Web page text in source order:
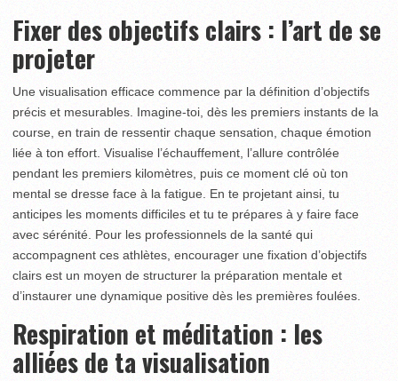
Fixer des objectifs clairs : l’art de se
projeter
Une visualisation efficace commence par la définition d’objectifs
précis et mesurables. Imagine-toi, dès les premiers instants de la
course, en train de ressentir chaque sensation, chaque émotion
liée à ton effort. Visualise l’échauffement, l’allure contrôlée
pendant les premiers kilomètres, puis ce moment clé où ton
mental se dresse face à la fatigue. En te projetant ainsi, tu
anticipes les moments difficiles et tu te prépares à y faire face
avec sérénité. Pour les professionnels de la santé qui
accompagnent ces athlètes, encourager une fixation d’objectifs
clairs est un moyen de structurer la préparation mentale et
d’instaurer une dynamique positive dès les premières foulées.
Respiration et méditation : les
alliées de ta visualisation